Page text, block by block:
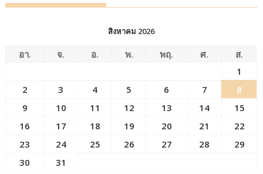
สิงหาคม 2026
อา. จ. อ. พ. พฤ. ศ.
ส.
1
2
3 4 5 6 7
8
9
10 11 12 13 14
15
16
17 18 19 20 21
22
23
24 25 26 27 28
29
30
31